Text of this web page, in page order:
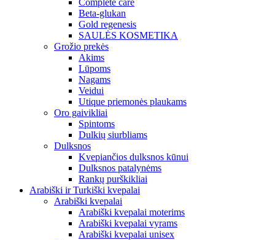
Beta-glukan
Gold regenesis
SAULĖS KOSMETIKA
Grožio prekės
Akims
Lūpoms
Nagams
Veidui
Utique priemonės plaukams
Oro gaivikliai
Spintoms
Dulkių siurbliams
Dulksnos
Kvepiančios dulksnos kūnui
Dulksnos patalynėms
Rankų purškikliai
Arabiški ir Turkiški kvepalai
Arabiški kvepalai
Arabiški kvepalai moterims
Arabiški kvepalai vyrams
Arabiški kvepalai unisex